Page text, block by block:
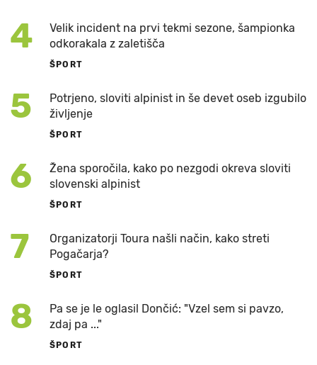
4
Velik incident na prvi tekmi sezone, šampionka
odkorakala z zaletišča
ŠPORT
5
Potrjeno, sloviti alpinist in še devet oseb izgubilo
življenje
ŠPORT
6
Žena sporočila, kako po nezgodi okreva sloviti
slovenski alpinist
ŠPORT
7
Organizatorji Toura našli način, kako streti
Pogačarja?
ŠPORT
8
Pa se je le oglasil Dončić: "Vzel sem si pavzo,
zdaj pa ..."
ŠPORT